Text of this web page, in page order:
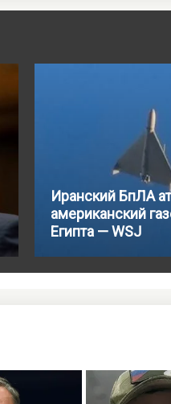
Иранский БпЛА
американский
Египта — WSJ